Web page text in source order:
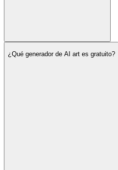
¿Qué generador de AI art es gratuito?